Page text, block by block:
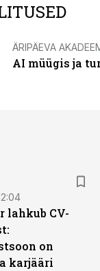
ÄRIPÄEVA
AI müügis ja
lahkub CV-
on
karjääri